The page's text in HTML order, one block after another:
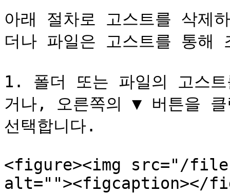
아래 절차로 고스트를 삭제
더나 파일은 고스트를 통해
1. 폴더 또는 파일의 고스
거나, 오른쪽의 ▼ 버튼을
선택합니다.
<figure><img src="/files/
alt=""><figcaption></